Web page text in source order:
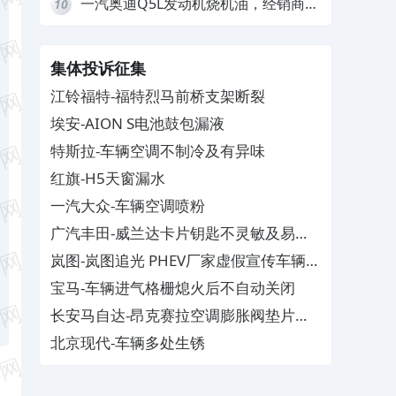
10
集体投诉征集
江铃福特-福特烈马前桥支架断裂
埃安-AION S电池鼓包漏液
特斯拉-车辆空调不制冷及有异味
红旗-H5天窗漏水
一汽大众-车辆空调喷粉
广汽丰田-威兰达卡片钥匙不灵敏及易消
磁
岚图-岚图追光 PHEV厂家虚假宣传车辆配
置与功能
宝马-车辆进气格栅熄火后不自动关闭
长安马自达-昂克赛拉空调膨胀阀垫片生
锈
北京现代-车辆多处生锈